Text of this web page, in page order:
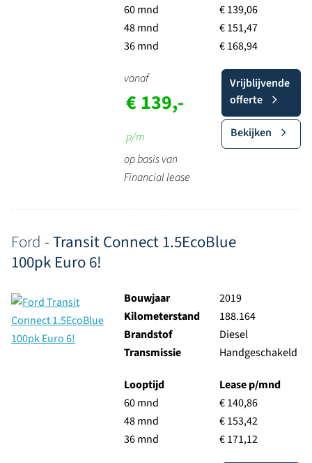
60 mnd
48 mnd
36 mnd
€ 139,06
€ 151,47
€ 168,94
vanaf
€ 139,-
p/m
op basis van
Financial lease
Vrijblijvende
offerte
Bekijken
Ford -Transit Connect 1.5EcoBlue
100pk Euro 6!
Bouwjaar
2019
Kilometerstand
188.164
Brandstof
Diesel
Transmissie
Handgeschakeld
Looptijd
60 mnd
48 mnd
36 mnd
Lease p/mnd
€ 140,86
€ 153,42
€ 171,12